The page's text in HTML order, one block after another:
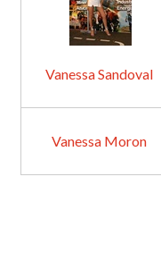
Vanessa Sandoval
Vanessa Moron